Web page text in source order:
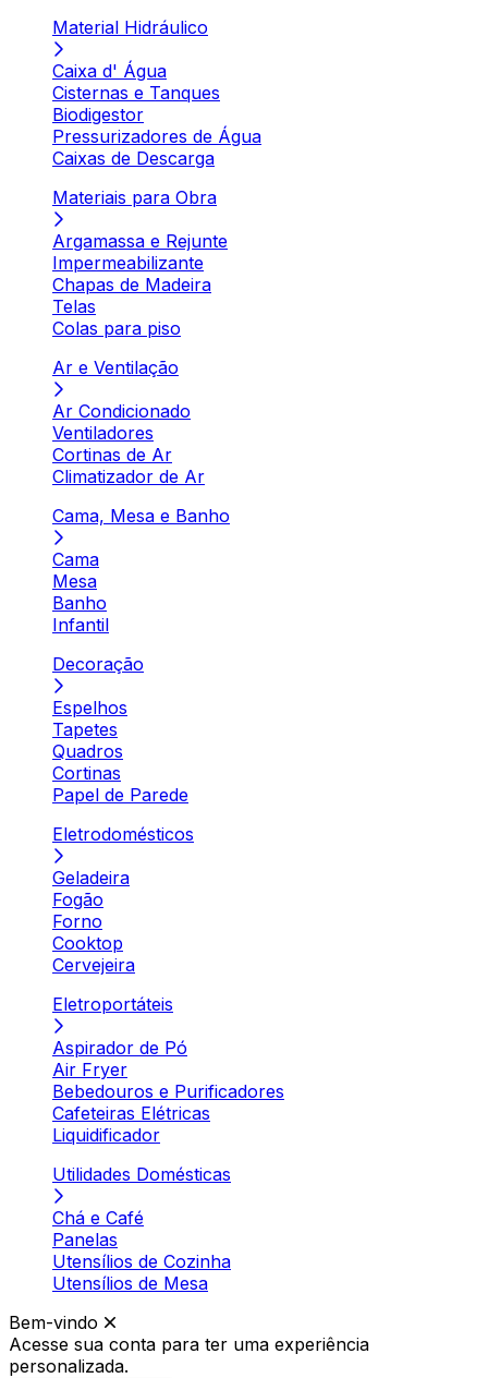
Material Hidráulico
Caixa d' Água
Cisternas e Tanques
Biodigestor
Pressurizadores de Água
Caixas de Descarga
Materiais para Obra
Argamassa e Rejunte
Impermeabilizante
Chapas de Madeira
Telas
Colas para piso
Ar e Ventilação
Ar Condicionado
Ventiladores
Cortinas de Ar
Climatizador de Ar
Cama, Mesa e Banho
Cama
Mesa
Banho
Infantil
Decoração
Espelhos
Tapetes
Quadros
Cortinas
Papel de Parede
Eletrodomésticos
Geladeira
Fogão
Forno
Cooktop
Cervejeira
Eletroportáteis
Aspirador de Pó
Air Fryer
Bebedouros e Purificadores
Cafeteiras Elétricas
Liquidificador
Utilidades Domésticas
Chá e Café
Panelas
Utensílios de Cozinha
Utensílios de Mesa
Bem-vindo
Acesse sua conta para ter uma experiência
personalizada.